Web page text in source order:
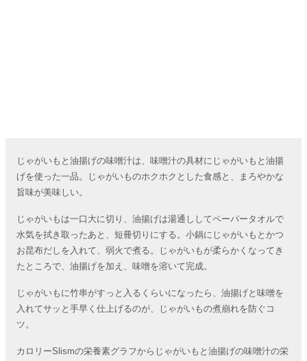
じゃがいもと油揚げの味噌汁は、味噌汁の具材にじゃがいもと油揚
げを使った一品。じゃがいものホクホクとした食感と、まろやかな
旨味が美味しい。
じゃがいもは一口大に切り、油揚げは湯通ししてペーパータオルで
水気を拭き取ったあと、短冊切りにする。小鍋にじゃがいもとかつ
お昆布だしを入れて、弱火で煮る。じゃがいもが柔らかくなってき
たところで、油揚げを加え、味噌を溶いて完成。
じゃがいもに竹串がすっと入るくらいになったら、油揚げと味噌を
入れてサッと手早く仕上げるのが、じゃがいもの煮崩れを防ぐコ
ツ。
カロリーSlismの栄養素グラフからじゃがいもと油揚げの味噌汁の栄